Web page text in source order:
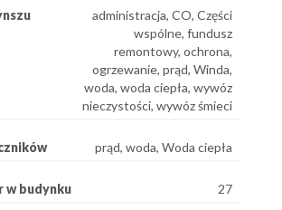
administracja, CO, Części
wspólne, fundusz
remontowy, ochrona,
ogrzewanie, prąd, Winda,
woda, woda ciepła, wywóz
nieczystości, wywóz śmieci
prąd, woda, Woda ciepła
w budynku 27